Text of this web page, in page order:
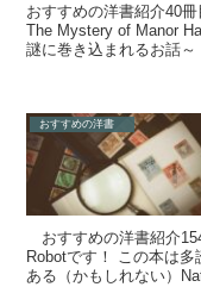
おすすめの洋書紹介40
The Mystery of Manor
謎に巻き込まれるお話
おすすめの洋書
おすすめの洋書紹介
Robotです！ この本は
ある（かもしれない）